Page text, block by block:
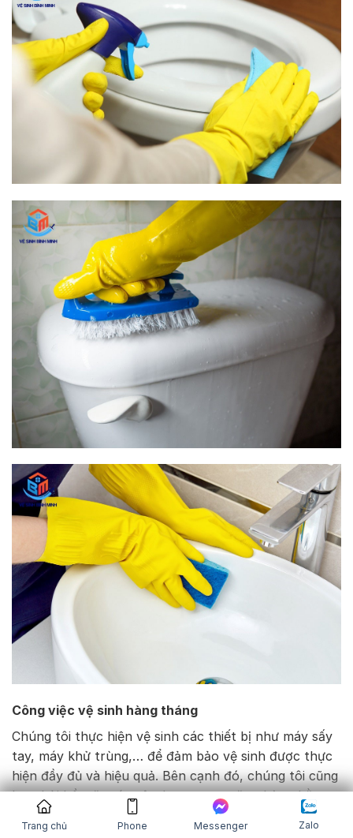
Công việc vệ sinh hàng tháng
Chúng tôi thực hiện vệ sinh các thiết bị như máy sấy
tay, máy khử trùng,… để đảm bảo vệ sinh được thực
hiện đầy đủ và hiệu quả. Bên cạnh đó, chúng tôi cũng
lau chùi bề mặt các vật dụng trong văn phòng bằng
các chất tẩy rửa chuyên dụng và đánh bóng các nội
thất bằng gỗ để duy trì độ sáng bóng của chúng.
Trang chủ Phone Messenger Zalo